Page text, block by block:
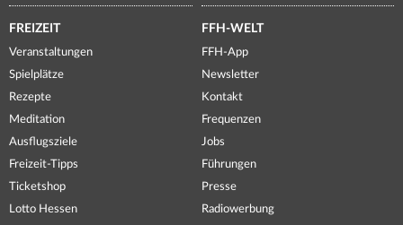
FREIZEIT
Veranstaltungen
Spielplätze
Rezepte
Meditation
Ausflugsziele
Freizeit-Tipps
Ticketshop
Lotto Hessen
FFH-WELT
FFH-App
Newsletter
Kontakt
Frequenzen
Jobs
Führungen
Presse
Radiowerbung